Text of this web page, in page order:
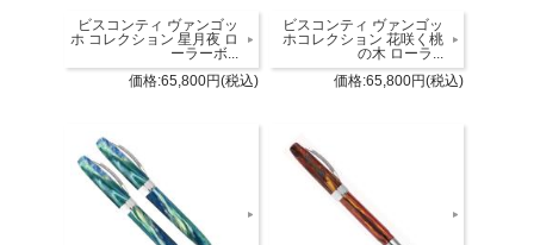
ビスコンティ ヴァンゴッ
ホ コレクション 星月夜 ロ
ーラーボ...
価格:65,800円(税込)
ビスコンティ ヴァンゴッ
ホコレクション 花咲く桃
の木 ローラ...
価格:65,800円(税込)